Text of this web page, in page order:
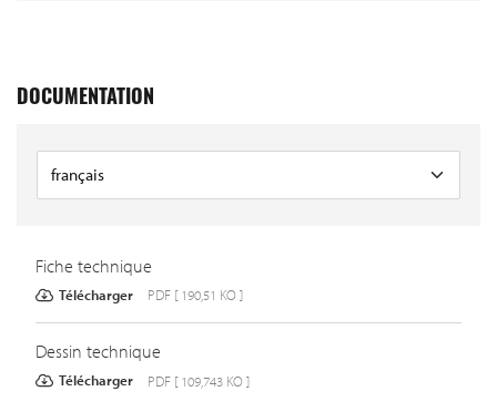
DOCUMENTATION
Fiche technique
Télécharger PDF [ 190,51 KO ]
Dessin technique
Télécharger PDF [ 109,743 KO ]